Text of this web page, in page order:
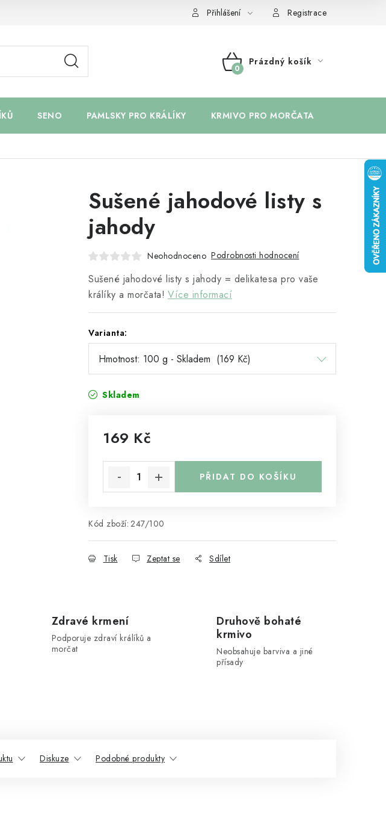
Přihlášení Registrace
NÁKUPNÍ
Prázdný košík
SENO PAMLSKY PRO KRÁLÍKY KRMIVO PRO MORČATA
Sušené jahodové listy s
jahody
Neohodnoceno Podrobnosti hodnocení
Sušené jahodové listy s jahody = delikatesa pro vaše
králíky a morčata! Více informací
Varianta:
Skladem
169 Kč
PŘIDAT DO KOŠÍKU
Kód zboží: 247/100
Tisk Zeptat se Sdílet
Zdravé krmení
Podporuje zdraví králíků a
morčat
Druhově bohaté
krmivo
Neobsahuje barviva a jiné
přísady
Diskuze Podobné produkty